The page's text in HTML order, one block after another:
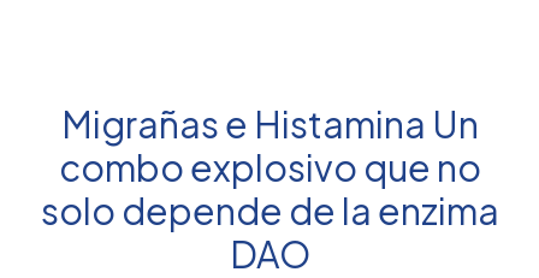
Migrañas e Histamina Un
combo explosivo que no
solo depende de la enzima
DAO